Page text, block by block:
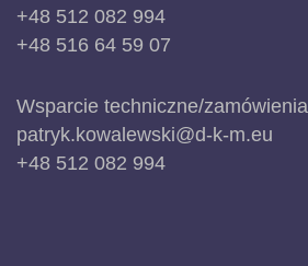
+48 512 082 994
+48 516 64 59 07
Wsparcie techniczne/zamówienia
patryk.kowalewski@d-k-m.eu
+48 512 082 994